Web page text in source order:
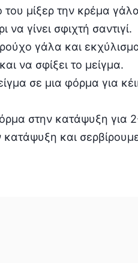
του μίξερ την κρέμα
να γίνει σφιχτή σαντιγί.
γάλα και
να σφίξει το μείγμα.
σε μια φόρμα για
στην κατάψυξη για
και